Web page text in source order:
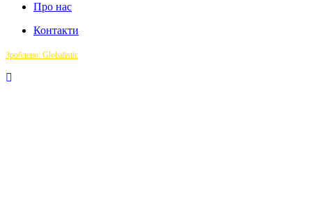
Про нас
Контакти
Зроблено: Globalistic